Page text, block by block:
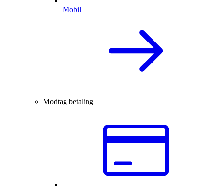
Mobil
Modtag betaling